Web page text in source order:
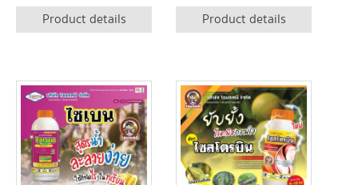
Product details Product details